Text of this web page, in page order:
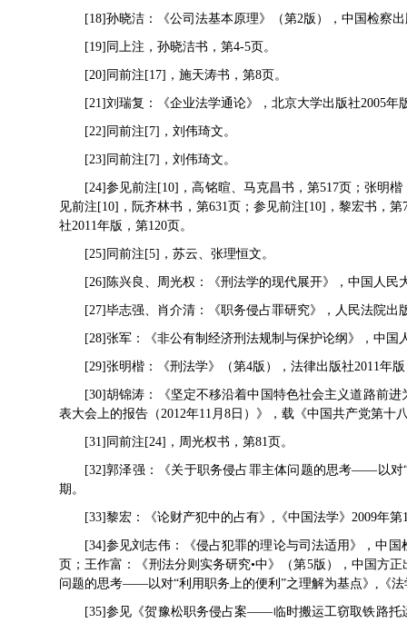
[18]孙晓洁：《公司法基本原理》（第2版），中国检察
[19]同上注，孙晓洁书，第4-5页。
[20]同前注[17]，施天涛书，第8页。
[21]刘瑞复：《企业法学通论》，北京大学出版社2005年
[22]同前注[7]，刘伟琦文。
[23]同前注[7]，刘伟琦文。
[24]参见前注[10]，高铭暄、马克昌书，第517页；张明
见前注[10]，阮齐林书，第631页；参见前注[10]，黎宏书，
社2011年版，第120页。
[25]同前注[5]，苏云、张理恒文。
[26]陈兴良、周光权：《刑法学的现代展开》，中国人民
[27]毕志强、肖介清：《职务侵占罪研究》，人民法院出
[28]张军：《非公有制经济刑法规制与保护论纲》，中国
[29]张明楷：《刑法学》（第4版），法律出版社2011年
[30]胡锦涛：《坚定不移沿着中国特色社会主义道路前
表大会上的报告（2012年11月8日）》，载《中国共产党第十
[31]同前注[24]，周光权书，第81页。
[32]郭泽强：《关于职务侵占罪主体问题的思考——以对
期。
[33]黎宏：《论财产犯中的占有》,《中国法学》2009年第
[34]参见刘志伟：《侵占犯罪的理论与司法适用》，中
页；王作富：《刑法分则实务研究•中》（第5版），中国方
问题的思考——以对“利用职务上的便利”之理解为基点》,《法
[35]参见《贺豫松职务侵占案——临时搬运工窃取铁路托